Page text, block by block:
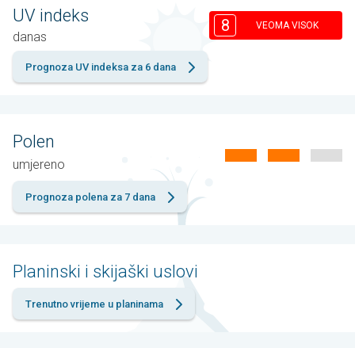
UV indeks
danas
8 VEOMA VISOK
Prognoza UV indeksa za 6 dana
Polen
umjereno
Prognoza polena za 7 dana
Planinski i skijaški uslovi
Trenutno vrijeme u planinama